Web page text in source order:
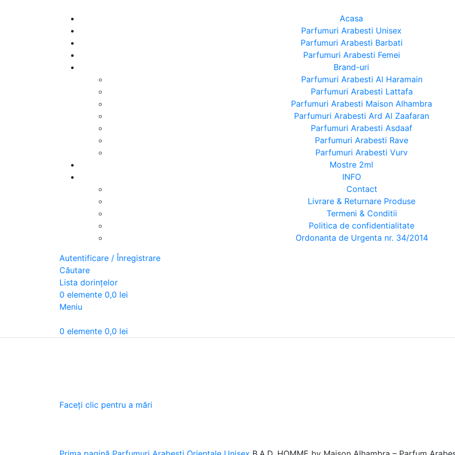
Acasa
Parfumuri Arabesti Unisex
Parfumuri Arabesti Barbati
Parfumuri Arabesti Femei
Brand-uri
Parfumuri Arabesti Al Haramain
Parfumuri Arabesti Lattafa
Parfumuri Arabesti Maison Alhambra
Parfumuri Arabesti Ard Al Zaafaran
Parfumuri Arabesti Asdaaf
Parfumuri Arabesti Rave
Parfumuri Arabesti Vurv
Mostre 2ml
INFO
Contact
Livrare & Returnare Produse
Termeni & Conditii
Politica de confidentialitate
Ordonanta de Urgenta nr. 34/2014
Autentificare / Înregistrare
Căutare
Lista dorințelor
0 elemente 0,0 lei
Meniu
0 elemente 0,0 lei
Faceți clic pentru a mări